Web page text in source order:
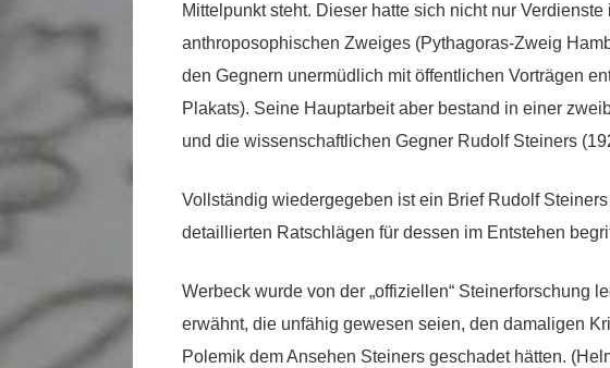
Mittelpunkt steht. Dieser hatte sich nicht nur
anthroposophischen Zweiges (Pythagoras-Zweig
den Gegnern unermüdlich mit öffentlichen Vorträgen
Plakats). Seine Hauptarbeit aber bestand in einer
und die wissenschaftlichen Gegner Rudolf Steiners
Vollständig wiedergegeben ist ein Brief Rudolf
detaillierten Ratschlägen für dessen im Entstehen
Werbeck wurde von der „offiziellen“ Steinerforschung
erwähnt, die unfähig gewesen seien, den damaligen
Polemik dem Ansehen Steiners geschadet hätten.